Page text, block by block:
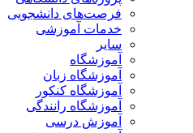
فرصت‌های دانشجویی
خدمات آموزشی
سایر
آموزشگاه
آموزشگاه زبان
آموزشگاه کنکور
آموزشگاه رانندگی
آموزش درسی